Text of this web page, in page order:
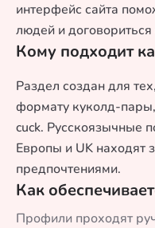
интерфейс сайта
людей и договориться
Кому подходит
Раздел создан для
формату куколд-
cuck. Русскоязычные
Европы и UK находят
предпочтениями.
Как
Профили проходят